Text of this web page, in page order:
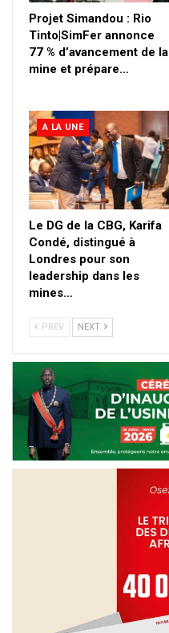
Projet Simandou : Rio
Tinto|SimFer annonce
77 % d’avancement de la
mine et prépare…
A LA UNE
Le DG de la CBG, Karifa
Condé, distingué à
Londres pour son
leadership dans les
mines…
PREV NEXT